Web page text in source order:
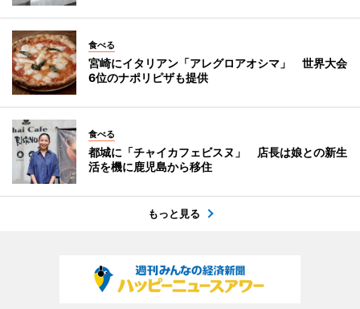
食べる
宮崎にイタリアン「アレグロアオシマ」 世界大会
6位のナポリピザも提供
食べる
都城に「チャイカフェビスヌ」 店長は娘との新生
活を機に鹿児島から移住
もっと見る